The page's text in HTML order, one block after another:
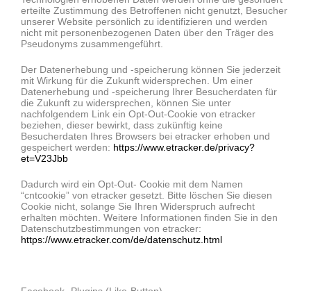
erteilte Zustimmung des Betroffenen nicht genutzt, Besucher
unserer Website persönlich zu identifizieren und werden
nicht mit personenbezogenen Daten über den Träger des
Pseudonyms zusammengeführt.
Der Datenerhebung und -speicherung können Sie jederzeit
mit Wirkung für die Zukunft widersprechen. Um einer
Datenerhebung und -speicherung Ihrer Besucherdaten für
die Zukunft zu widersprechen, können Sie unter
nachfolgendem Link ein Opt-Out-Cookie von etracker
beziehen, dieser bewirkt, dass zukünftig keine
Besucherdaten Ihres Browsers bei etracker erhoben und
gespeichert werden: https://www.etracker.de/privacy?
et=V23Jbb
Dadurch wird ein Opt-Out- Cookie mit dem Namen
“cntcookie” von etracker gesetzt. Bitte löschen Sie diesen
Cookie nicht, solange Sie Ihren Widerspruch aufrecht
erhalten möchten. Weitere Informationen finden Sie in den
Datenschutzbestimmungen von etracker:
https://www.etracker.com/de/datenschutz.html